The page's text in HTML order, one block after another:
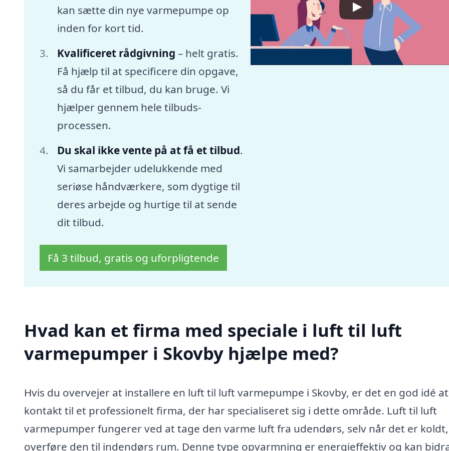
kan sætte din nye varmepumpe op
inden for kort tid.
Kvalificeret rådgivning – helt gratis.
Få hjælp til at specificere din opgave,
så du får et tilbud, du kan bruge. Vi
hjælper gennem hele tilbuds-
processen.
Du skal ikke vente på at få et tilbud.
Vi samarbejder udelukkende med
seriøse håndværkere, som dygtige til
deres arbejde og hurtige til at sende
dit tilbud.
Få 3 tilbud, gratis og uforpligtende
Hvad kan et firma med speciale i luft til luft
varmepumper i Skovby hjælpe med?
Hvis du overvejer at installere en luft til luft varmepumpe i Skovby, er det en god idé
kontakt til et professionelt firma, der har specialiseret sig i dette område. Luft til luft
varmepumper fungerer ved at tage den varme luft fra udendørs, selv når det er
overføre den til indendørs rum. Denne type opvarmning er energieffektiv og kan